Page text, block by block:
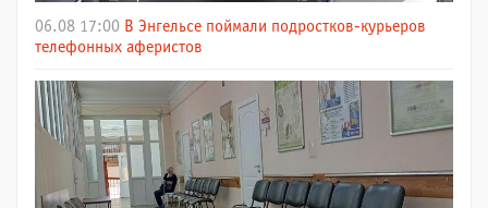
06.08 17:00 В Энгельсе поймали подростков-курьеров
телефонных аферистов